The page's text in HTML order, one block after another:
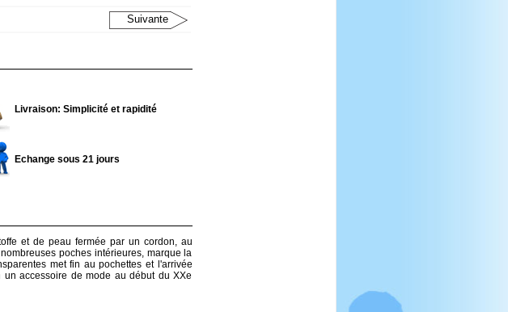
Suivante
Livraison: Simplicité et rapidité
Echange sous 21 jours
et de peau fermée par un cordon, au
poches intérieures, marque la
met fin au pochettes et l'arrivée
accessoire de mode au début du XXe